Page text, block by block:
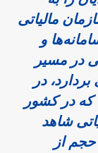
مالیاتی
و
در مسیر
در
که در کشور
شاهد
از